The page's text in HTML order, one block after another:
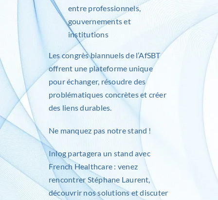
entre professionnels,
gouvernements et
institutions
Les congrès biannuels de l’AfSBT
offrent une plateforme unique
pour échanger, résoudre des
problématiques concrètes et créer
des liens durables.
Ne manquez pas notre stand !
Inlog partagera un stand avec
French Healthcare : venez
rencontrer Stéphane Laurent,
découvrir nos solutions et discuter